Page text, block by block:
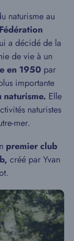
naturisme au
Fédération
a décidé de la
de vie à un
en 1950 par
importante
naturisme. Elle
naturistes
mer.
premier club
créé par Yvan